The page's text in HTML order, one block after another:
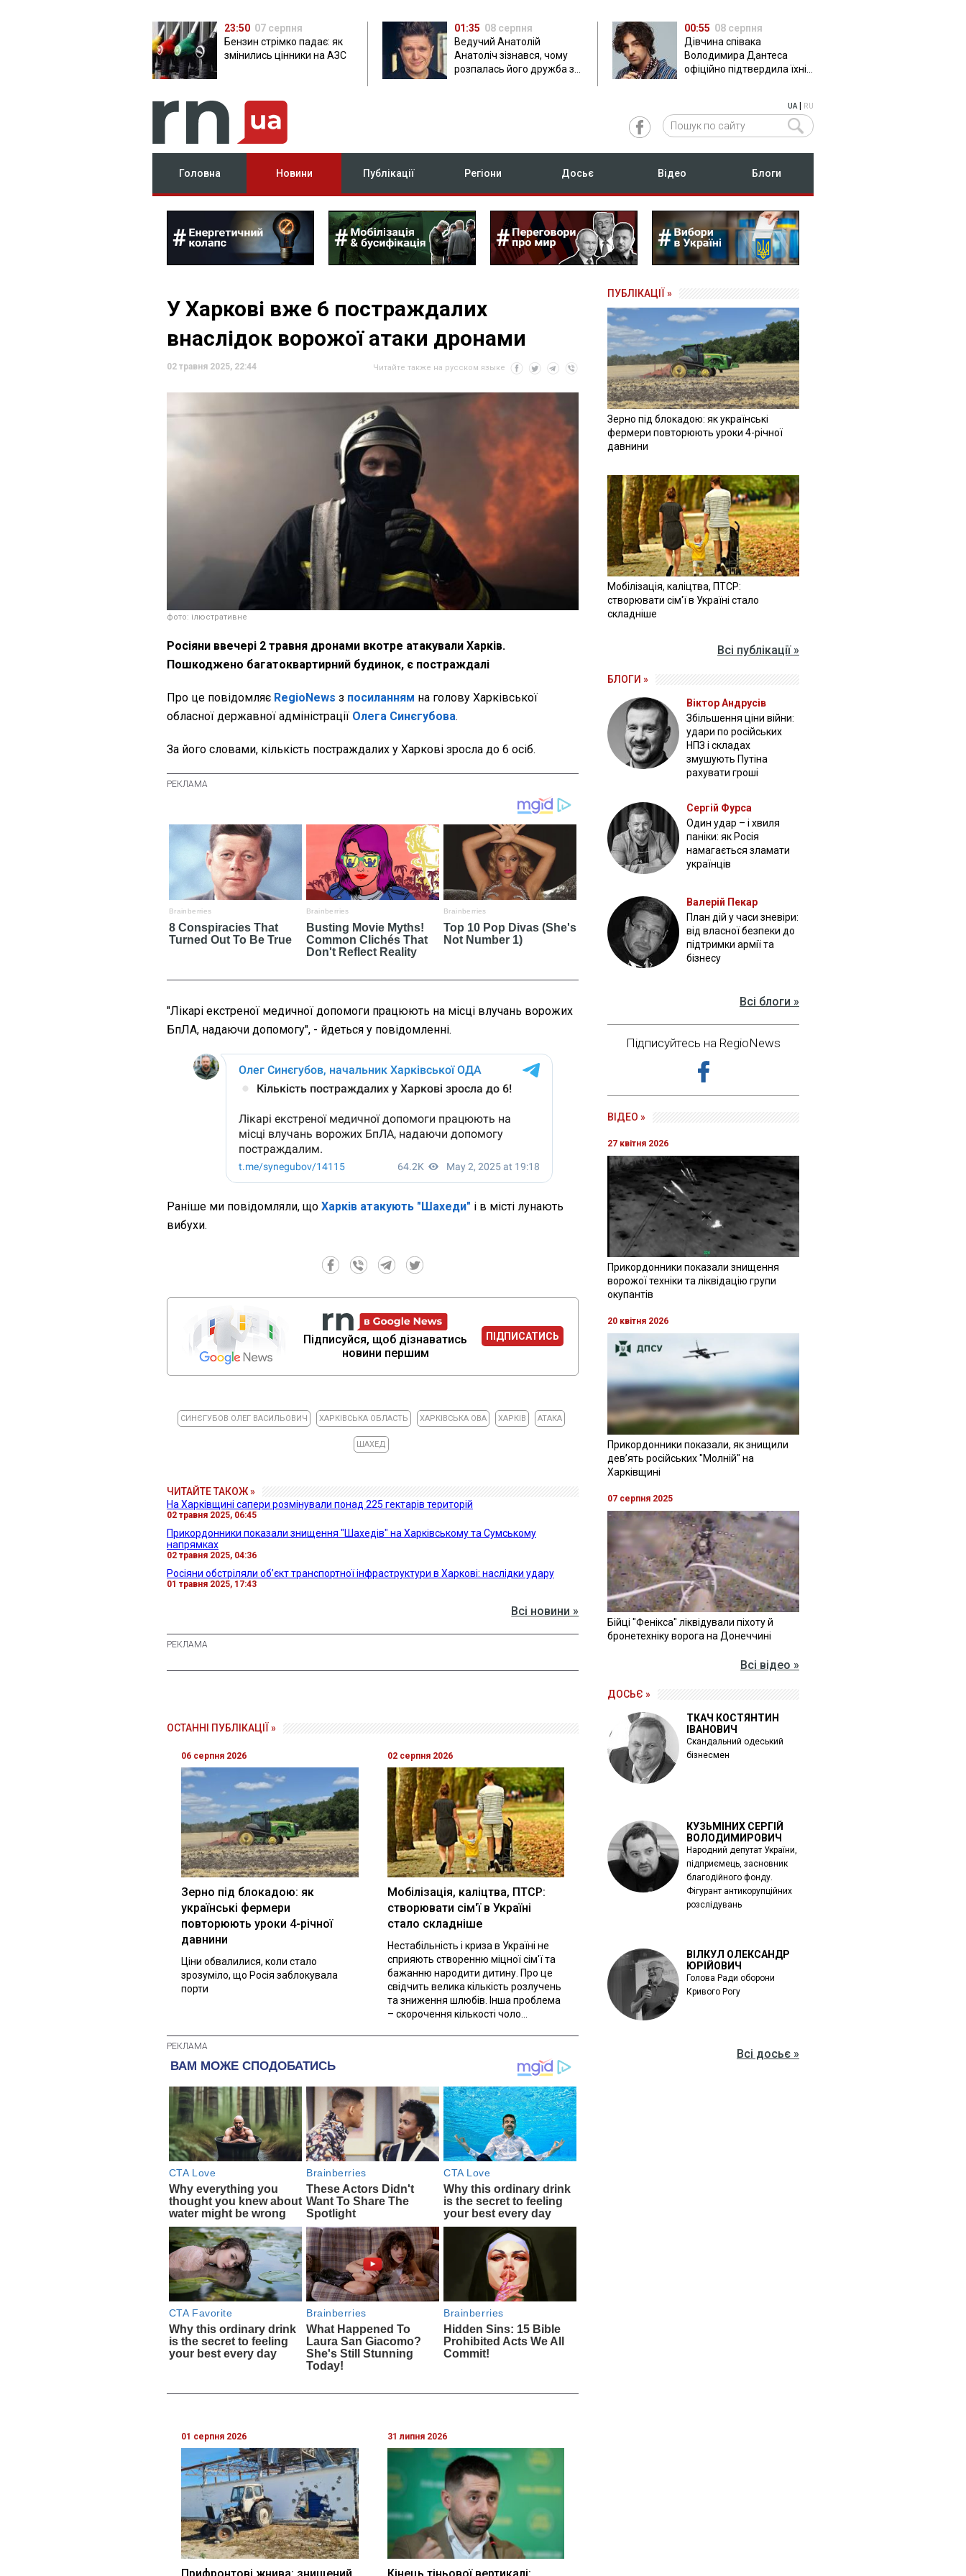
23:50 07 серпня
Бензин стрімко падає: як
змінились цінники на АЗС
01:35 08 серпня
Ведучий Анатолій
Анатоліч зізнався, чому
розпалась його дружба з
00:55 08 серпня
Дівчина співака
Володимира Дантеса
офіційно підтвердила їхні
UA| RU
Головна Новини Публікації Регіони Досьє Відео Блоги
У Харкові вже 6 постраждалих
внаслідок ворожої атаки дронами
02 травня 2025, 22:44 Читайте также на русском языке
фото: ілюстративне
Росіяни ввечері 2 травня дронами вкотре атакували Харків.
Пошкоджено багатоквартирний будинок, є постраждалі
Про це повідомляє RegioNews з посиланням на голову Харківської
обласної державної адміністрації Олега Синєгубова.
За його словами, кількість постраждалих у Харкові зросла до 6 осіб.
"Лікарі екстреної медичної допомоги працюють на місці влучань ворожих
БпЛА, надаючи допомогу", - йдеться у повідомленні.
Раніше ми повідомляли, що Харків атакують "Шахеди" і в місті лунають
вибухи.
Підписуйся, щоб дізнаватись
новини першим
ПІДПИСАТИСЬ
СИНЄГУБОВ ОЛЕГ ВАСИЛЬОВИЧ ХАРКІВСЬКА ОБЛАСТЬ ХАРКІВСЬКА ОВА ХАРКІВ АТАКА
ШАХЕД
ЧИТАЙТЕ ТАКОЖ »
На Харківщині сапери розмінували понад 225 гектарів територій
02 травня 2025, 06:45
Прикордонники показали знищення "Шахедів" на Харківському та Сумському
напрямках
02 травня 2025, 04:36
Росіяни обстріляли обʼєкт транспортної інфраструктури в Харкові: наслідки удару
01 травня 2025, 17:43
Всі новини »
ОСТАННІ ПУБЛІКАЦІЇ »
06 серпня 2026
Зерно під блокадою: як
українські фермери
повторюють уроки 4-річної
давнини
Ціни обвалилися, коли стало
зрозуміло, що Росія заблокувала
порти
02 серпня 2026
Мобілізація, каліцтва, ПТСР:
створювати сім'ї в Україні
стало складніше
Нестабільність і криза в Україні не
сприяють створенню міцної сім'ї та
бажанню народити дитину. Про це
свідчить велика кількість розлучень
та зниження шлюбів. Інша проблема
– скорочення кількості чоло...
01 серпня 2026
Прифронтові жнива: знищений
31 липня 2026
Кінець тіньової вертикалі:
ПУБЛІКАЦІЇ »
Зерно під блокадою: як українські
фермери повторюють уроки 4-річної
давнини
Мобілізація, каліцтва, ПТСР:
створювати сім'ї в Україні стало
складніше
Всі публікації »
БЛОГИ »
Віктор Андрусів
Збільшення ціни війни:
удари по російських
НПЗ і складах
змушують Путіна
рахувати гроші
Сергій Фурса
Один удар – і хвиля
паніки: як Росія
намагається зламати
українців
Валерій Пекар
План дій у часи зневіри:
від власної безпеки до
підтримки армії та
бізнесу
Всі блоги »
Підписуйтесь на RegioNews
ВІДЕО »
27 квітня 2026
Прикордонники показали знищення
ворожої техніки та ліквідацію групи
окупантів
20 квітня 2026
Прикордонники показали, як знищили
девʼять російських "Молній" на
Харківщині
07 серпня 2025
Бійці "Фенікса" ліквідували піхоту й
бронетехніку ворога на Донеччині
Всі відео »
ДОСЬЄ »
ТКАЧ КОСТЯНТИН
ІВАНОВИЧ
Скандальний одеський
бізнесмен
КУЗЬМІНИХ СЕРГІЙ
ВОЛОДИМИРОВИЧ
Народний депутат України,
підприємець, засновник
благодійного фонду.
Фігурант антикорупційних
розслідувань
ВІЛКУЛ ОЛЕКСАНДР
ЮРІЙОВИЧ
Голова Ради оборони
Кривого Рогу
Всі досьє »